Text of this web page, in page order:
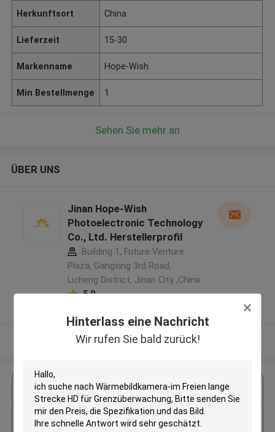
Hinterlass eine Nachricht
Wir rufen Sie bald zurück!
Herkunftsort China
Lieferzeit 15-30
Markenname Hope-Wish
Min Bestellmenge 1
Sehen Sie mehr an
ÜBER UNS
Jinan Hope-Wish
Photoelectronic Technology
Co., Ltd. Herstellerprofil
Building 1, Future Venture
Plaza, Gangxing 3rd Road,
Licheng District, Jinan City ,China
5.0
Sehen Sie mehr an
Erhalten Sie den besten Preis für
Wärmebildkamera-im Freien